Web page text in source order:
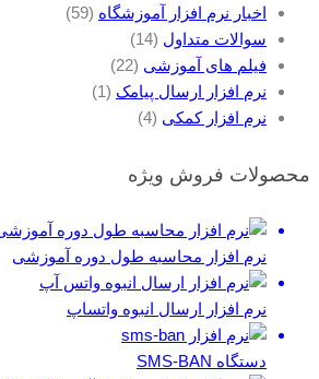
اخبار نرم افزار آموزشگاه (59)
سوالات متداول (14)
فیلم های آموزشی (22)
نرم افزار ارسال پیامک (1)
نرم افزار کمکی (4)
محصولات فروش ویژه
نرم افزار محاسبه طول دوره آموزشی
نرم افزار ارسال انبوه واتساپ
دستگاه SMS-BAN